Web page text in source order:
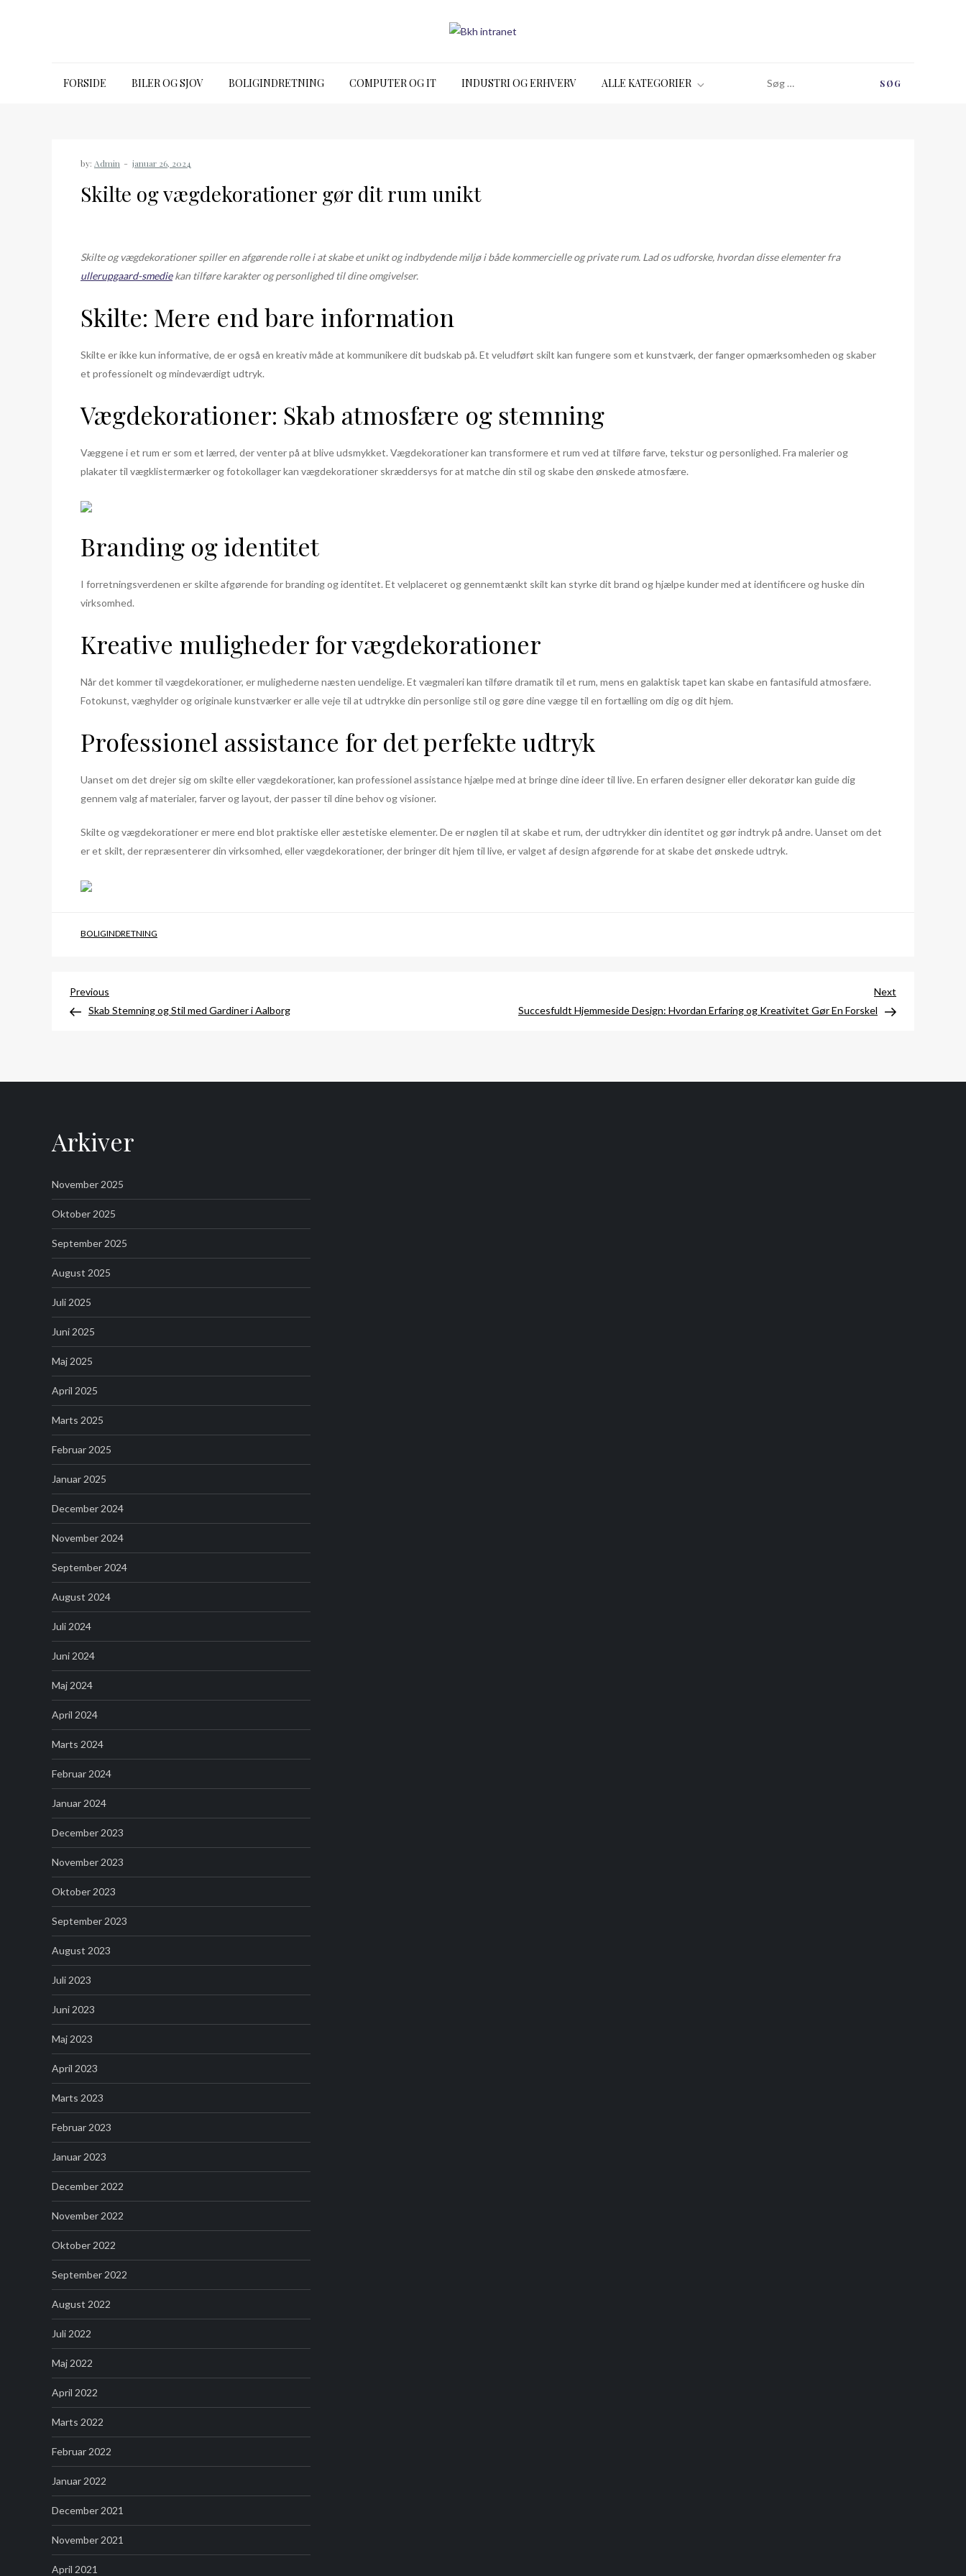
FORSIDE BILER OG SJOV BOLIGINDRETNING COMPUTER OG IT INDUSTRI OG ERHVERV ALLE KATEGORIER
efter:
by: Admin
Skilte og vægdekorationer gør dit rum unikt
Skilte og vægdekorationer spiller en afgørende rolle i at skabe et unikt og indbydende miljø i både kommercielle og private rum. Lad os udforske, hvordan disse elementer fra
ullerupgaard-smediekan tilføre karakter og personlighed til dine omgivelser.
Skilte: Mere end bare information
Skilte er ikke kun informative, de er også en kreativ måde at kommunikere dit budskab på. Et veludført skilt kan fungere som et kunstværk, der fanger opmærksomheden og skaber
et professionelt og mindeværdigt udtryk.
Vægdekorationer: Skab atmosfære og stemning
Væggene i et rum er som et lærred, der venter på at blive udsmykket. Vægdekorationer kan transformere et rum ved at tilføre farve, tekstur og personlighed. Fra malerier og
plakater til vægklistermærker og fotokollager kan vægdekorationer skræddersys for at matche din stil og skabe den ønskede atmosfære.
Branding og identitet
I forretningsverdenen er skilte afgørende for branding og identitet. Et velplaceret og gennemtænkt skilt kan styrke dit brand og hjælpe kunder med at identificere og huske din
virksomhed.
Kreative muligheder for vægdekorationer
Når det kommer til vægdekorationer, er mulighederne næsten uendelige. Et vægmaleri kan tilføre dramatik til et rum, mens en galaktisk tapet kan skabe en fantasifuld atmosfære.
Fotokunst, væghylder og originale kunstværker er alle veje til at udtrykke din personlige stil og gøre dine vægge til en fortælling om dig og dit hjem.
Professionel assistance for det perfekte udtryk
Uanset om det drejer sig om skilte eller vægdekorationer, kan professionel assistance hjælpe med at bringe dine ideer til live. En erfaren designer eller dekoratør kan guide dig
gennem valg af materialer, farver og layout, der passer til dine behov og visioner.
Skilte og vægdekorationer er mere end blot praktiske eller æstetiske elementer. De er nøglen til at skabe et rum, der udtrykker din identitet og gør indtryk på andre. Uanset om det
er et skilt, der repræsenterer din virksomhed, eller vægdekorationer, der bringer dit hjem til live, er valget af design afgørende for at skabe det ønskede udtryk.
BOLIGINDRETNING
Indlægsnavigation
Previous
Post
Previous
Skab Stemning og Stil med Gardiner i Aalborg
Post
Next
Succesfuldt Hjemmeside Design: Hvordan Erfaring og Kreativitet Gør En Forskel
Arkiver
November 2025
Oktober 2025
September 2025
August 2025
Juli 2025
Juni 2025
Maj 2025
April 2025
Marts 2025
Februar 2025
Januar 2025
December 2024
November 2024
September 2024
August 2024
Juli 2024
Juni 2024
Maj 2024
April 2024
Marts 2024
Februar 2024
Januar 2024
December 2023
November 2023
Oktober 2023
September 2023
August 2023
Juli 2023
Juni 2023
Maj 2023
April 2023
Marts 2023
Februar 2023
Januar 2023
December 2022
November 2022
Oktober 2022
September 2022
August 2022
Juli 2022
Maj 2022
April 2022
Marts 2022
Februar 2022
Januar 2022
December 2021
November 2021
April 2021